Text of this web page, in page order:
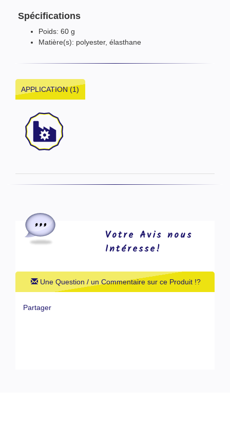
Spécifications
Poids: 60 g
Matière(s): polyester, élasthane
APPLICATION (1)
Votre Avis nous
Intéresse!
Une Question / un Commentaire sur ce Produit !?
Partager